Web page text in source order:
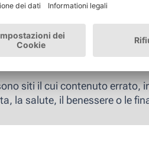
essere considerate
appassionati, dove
siti il cui contenuto errato,
la salute, il benessere o le